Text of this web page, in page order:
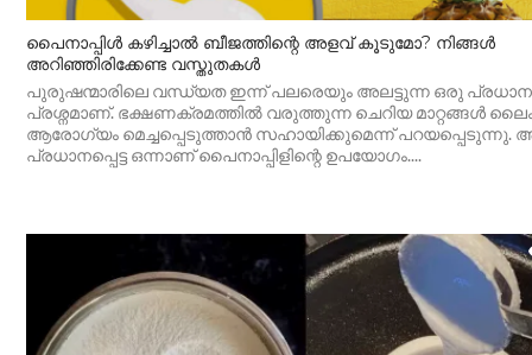
പൈനാപ്പിൾ കഴിച്ചാൽ ബീജത്തിന്റെ അളവ് കൂടുമോ? നിങ്ങൾ
അറിഞ്ഞിരിക്കേണ്ട വസ്തുതകൾ
പുരുഷന്മാരിലെ വന്ധ്യത ഇന്ന് പലരെയും അലട്ടുന്ന ഒരു പ്രധാന
പ്രശ്നമാണ്. ഭക്ഷണക്രമത്തിൽ വരുത്തുന്ന ചെറിയ മാറ്റങ്ങൾ
ആരോഗ്യം മെച്ചപ്പെടുത്താൻ സഹായിക്കുമെന്ന് പറയപ്പെടുന്നു.
പ്രധാനപ്പെട്ട ഒന്നാണ് പൈനാപ്പിളിന്റെ ഉപയോഗം....